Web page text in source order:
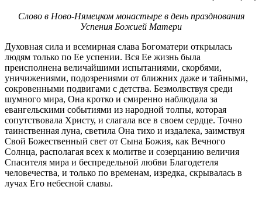
Слово в Ново-Нямецком монастыре в день празднования
Успения Божией Матери
Духовная сила и всемирная слава Богоматери открылась
людям только по Ее успении. Вся Ее жизнь была
преисполнена величайшими испытаниями, скорбями,
уничижениями, подозрениями от ближних даже и тайными,
сокровенными подвигами с детства. Безмолвствуя среди
шумного мира, Она кротко и смиренно наблюдала за
евангельскими событиями из народной толпы, которая
сопутствовала Христу, и слагала все в своем сердце. Точно
таинственная луна, светила Она тихо и издалека, заимствуя
Свой Божественный свет от Сына Божия, как Вечного
Солнца, располагая всех к молитве и созерцанию величия
Спасителя мира и беспредельной любви Благодетеля
человечества, и только по временам, изредка, скрывалась в
лучах Его небесной славы.